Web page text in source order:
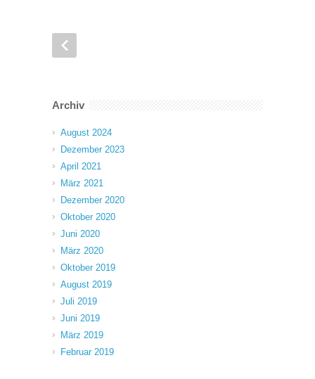
Archiv
August 2024
Dezember 2023
April 2021
März 2021
Dezember 2020
Oktober 2020
Juni 2020
März 2020
Oktober 2019
August 2019
Juli 2019
Juni 2019
März 2019
Februar 2019